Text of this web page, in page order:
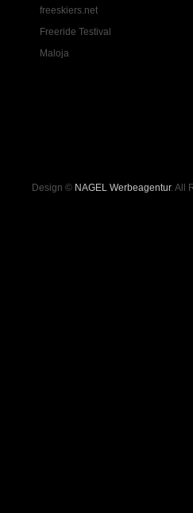
freeskiers.net
Freeride Testival
Maloja
Design © NAGEL Werbeagentur. All